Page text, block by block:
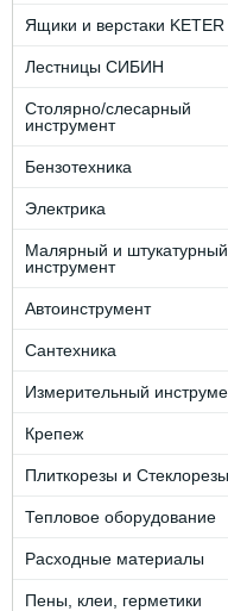
Ящики и верстаки KETER
Лестницы СИБИН
Столярно/слесарный
инструмент
Бензотехника
Электрика
Малярный и штукатурный
инструмент
Автоинструмент
Сантехника
Измерительный
Крепеж
Плиткорезы и Стеклорезы
Тепловое оборудование
Расходные материалы
Пены, клеи, герметики